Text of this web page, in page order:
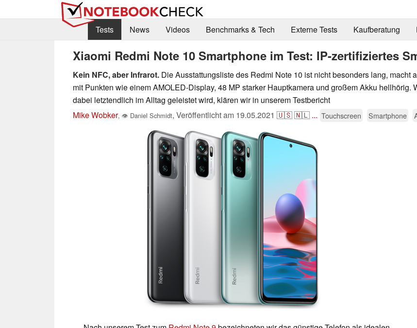
Tests
News Videos Benchmarks & Tech Externe Tests Kaufberatung
Xiaomi Redmi Note 10 Smartphone im Test: IP-zertifiziertes
Kein NFC, aber Infrarot. Die Ausstattungsliste des Redmi Note 10 ist nicht besonders lang, macht
mit Punkten wie einem AMOLED-Display, 48 MP starker Hauptkamera und großem Akku hellhörig.
dabei letztendlich im Alltag geleistet wird, klären wir in unserem Testbericht
Mike Wobker, 👁 Daniel Schmidt, Veröffentlicht am 19.05.2021 🇺🇸🇳🇱 ... Touchscreen Smartphone